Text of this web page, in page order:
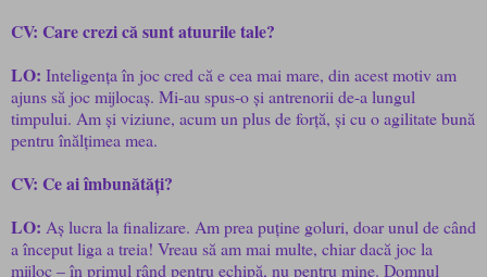
CV: Care crezi că sunt atuurile tale?
LO: Inteligența în joc cred că e cea mai mare, din acest motiv am
ajuns să joc mijlocaș. Mi-au spus-o și antrenorii de-a lungul
timpului. Am și viziune, acum un plus de forță, și cu o agilitate bună
pentru înălțimea mea.
CV: Ce ai îmbunătăți?
LO: Aș lucra la finalizare. Am prea puține goluri, doar unul de când
a început liga a treia! Vreau să am mai multe, chiar dacă joc la
mijloc – în primul rând pentru echipă, nu pentru mine. Domnul